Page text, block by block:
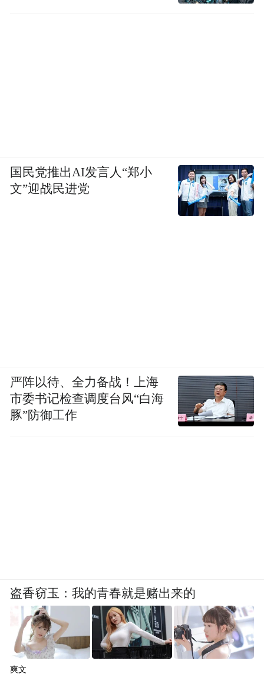
国民党推出AI发言人“郑小
文”迎战民进党
严阵以待、全力备战！上海
市委书记检查调度台风“白海
豚”防御工作
盗香窃玉：我的青春就是赌出来的
爽文